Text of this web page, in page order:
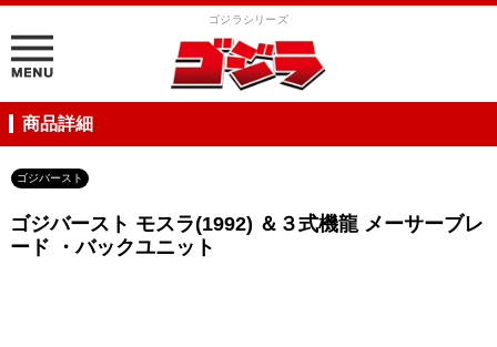
ゴジラシリーズ
商品詳細
ゴジバースト
ゴジバースト モスラ(1992) ＆３式機龍 メーサーブレ
ード ・バックユニット